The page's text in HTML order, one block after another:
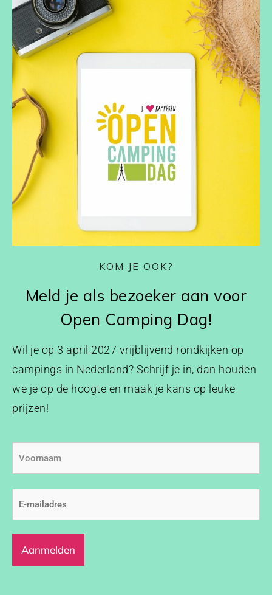
KOM JE OOK?
Meld je als bezoeker aan voor
Open Camping Dag!
Wil je op 3 april 2027 vrijblijvend rondkijken op
campings in Nederland? Schrijf je in, dan houden
we je op de hoogte en maak je kans op leuke
prijzen!
Voornaam
E-
mailadres